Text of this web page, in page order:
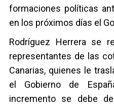
formaciones políticas
en los próximos días el
Rodríguez Herrera se
representantes de las
Canarias, quienes le
el Gobierno de
incremento se debe